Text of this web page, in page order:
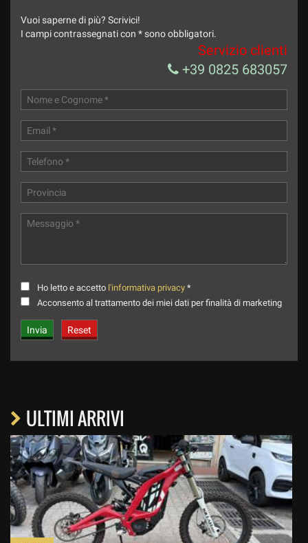
Invia la tua richiesta
Vuoi saperne di più? Scrivici!
I campi contrassegnati con * sono obbligatori.
Servizio clienti
+39 0825 683057
Ho letto e accetto l'informativa privacy *
Acconsento al trattamento dei miei dati per finalità di marketing
ULTIMI ARRIVI